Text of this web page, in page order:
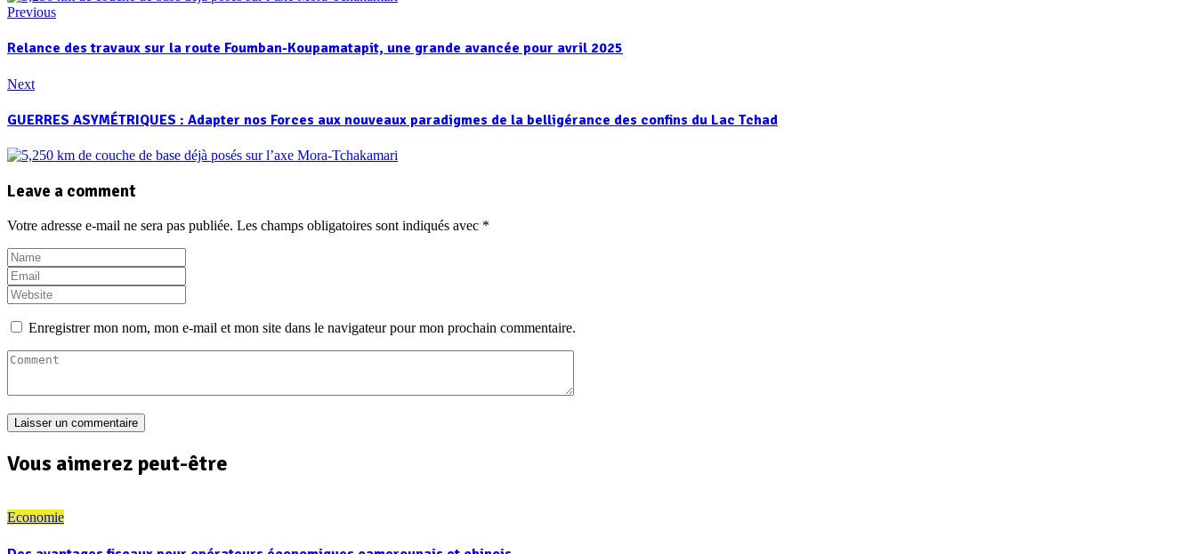
Previous
Relance des travaux sur la route Foumban-Koupamatapit, une grande avancée pour avril 2025
Next
GUERRES ASYMÉTRIQUES : Adapter nos Forces aux nouveaux paradigmes de la belligérance des confins du Lac Tchad
Leave a comment
Votre adresse e-mail ne sera pas publiée. Les champs obligatoires sont indiqués avec *
Enregistrer mon nom, mon e-mail et mon site dans le navigateur pour mon prochain commentaire.
Vous aimerez peut-être
Economie